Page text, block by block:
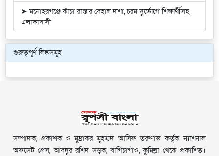
➤ মনোহরগঞ্জে কাঁচা রাস্তার বেহাল দশা, চরম দুর্ভোগে শিক্ষার্থীসহ
এলাকাবাসী
গুরুত্বপূর্ণ লিঙ্কসমূহ
সম্পাদক, প্রকাশক ও মুদ্রাকর মুহম্মদ আসিফ তরুণাভ কর্তৃক ন্যাশনাল
অফসেট প্রেস, আবদুর রশিদ সড়ক, বাগিচাগাঁও, কুমিল্লা থেকে প্রকাশিত।